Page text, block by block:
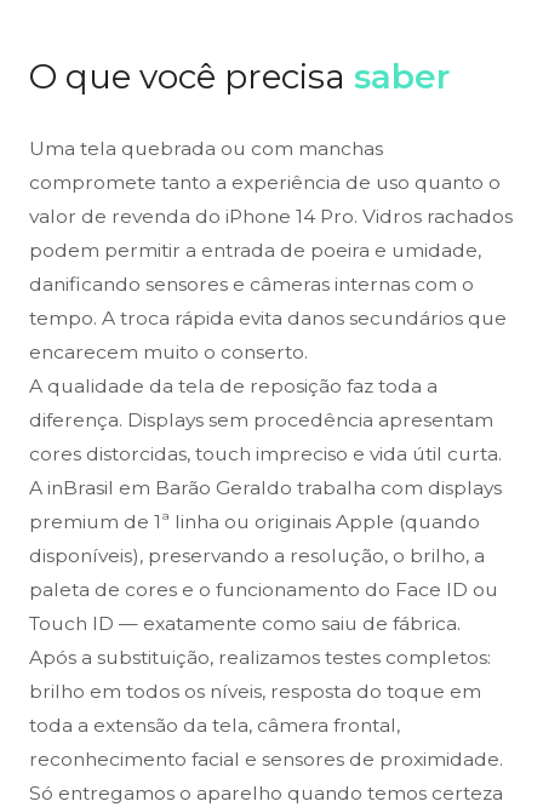
O que você precisa saber
Uma tela quebrada ou com manchas
compromete tanto a experiência de uso quanto o
valor de revenda do iPhone 14 Pro. Vidros rachados
podem permitir a entrada de poeira e umidade,
danificando sensores e câmeras internas com o
tempo. A troca rápida evita danos secundários que
encarecem muito o conserto.
A qualidade da tela de reposição faz toda a
diferença. Displays sem procedência apresentam
cores distorcidas, touch impreciso e vida útil curta.
A inBrasil em Barão Geraldo trabalha com displays
premium de 1ª linha ou originais Apple (quando
disponíveis), preservando a resolução, o brilho, a
paleta de cores e o funcionamento do Face ID ou
Touch ID — exatamente como saiu de fábrica.
Após a substituição, realizamos testes completos:
brilho em todos os níveis, resposta do toque em
toda a extensão da tela, câmera frontal,
reconhecimento facial e sensores de proximidade.
Só entregamos o aparelho quando temos certeza